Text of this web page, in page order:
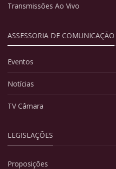
Transmissões Ao Vivo
ASSESSORIA DE COMUNICAÇÃO
Eventos
Notícias
TV Câmara
LEGISLAÇÕES
Proposições